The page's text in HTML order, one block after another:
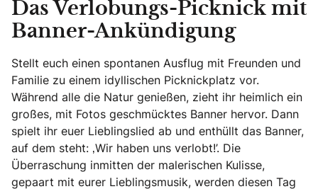
Das Verlobungs-Picknick mit
Banner-Ankündigung
Stellt euch einen spontanen Ausflug mit Freunden und
Familie zu einem idyllischen Picknickplatz vor.
Während alle die Natur genießen, zieht ihr heimlich ein
großes, mit Fotos geschmücktes Banner hervor. Dann
spielt ihr euer Lieblingslied ab und enthüllt das Banner,
auf dem steht: ‚Wir haben uns verlobt!’. Die
Überraschung inmitten der malerischen Kulisse,
gepaart mit eurer Lieblingsmusik, werden diesen Tag